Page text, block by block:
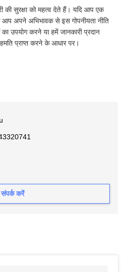
की सुरक्षा को महत्व देते हैं। यदि आप एक
आप अपने अभिभावक से इस गोपनीयता नीति
उपयोग करने या हमें जानकारी प्रदान
प्राप्त करने के आधार पर।
संपर्क करें